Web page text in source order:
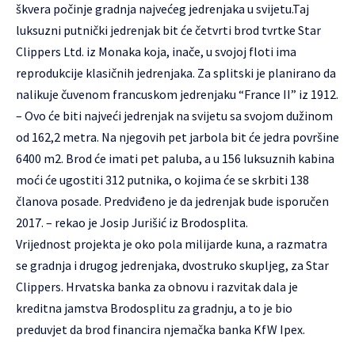
škvera počinje gradnja najvećeg jedrenjaka u svijetu.Taj
luksuzni putnički jedrenjak bit će četvrti brod tvrtke Star
Clippers Ltd. iz Monaka koja, inače, u svojoj floti ima
reprodukcije klasičnih jedrenjaka. Za splitski je planirano da
nalikuje čuvenom francuskom jedrenjaku “France II” iz 1912.
– Ovo će biti najveći jedrenjak na svijetu sa svojom dužinom
od 162,2 metra. Na njegovih pet jarbola bit će jedra površine
6400 m2. Brod će imati pet paluba, a u 156 luksuznih kabina
moći će ugostiti 312 putnika, o kojima će se skrbiti 138
članova posade. Predviđeno je da jedrenjak bude isporučen
2017. – rekao je Josip Jurišić iz Brodosplita.
Vrijednost projekta je oko pola milijarde kuna, a razmatra
se gradnja i drugog jedrenjaka, dvostruko skupljeg, za Star
Clippers. Hrvatska banka za obnovu i razvitak dala je
kreditna jamstva Brodosplitu za gradnju, a to je bio
preduvjet da brod financira njemačka banka KfW Ipex.